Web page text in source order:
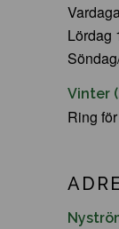
Lördag
Vinter
Ring